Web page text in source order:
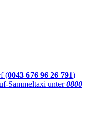
(0043 676 96 26 791)
Sammeltaxi unter0800